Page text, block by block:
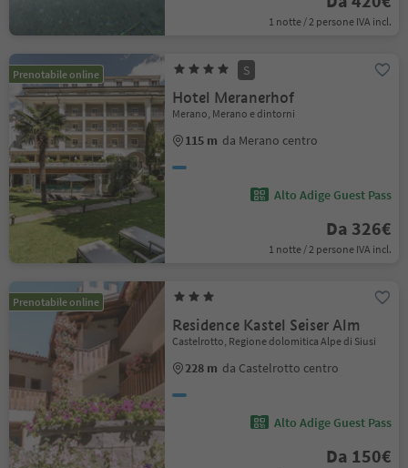
1 notte / 2 persone IVA incl.
Prenotabile online S
Hotel Meranerhof
Merano, Merano e dintorni
115 m da Merano centro
Alto Adige Guest Pass
Da 326€
1 notte / 2 persone IVA incl.
Prenotabile online
Residence Kastel Seiser Alm
Castelrotto, Regione dolomitica Alpe di Siusi
228 m da Castelrotto centro
Alto Adige Guest Pass
Da 150€